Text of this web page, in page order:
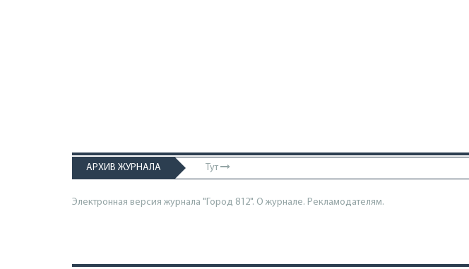
АРХИВ ЖУРНАЛА Тут
Электронная версия журнала "Город 812". О журнале. Рекламодателям.